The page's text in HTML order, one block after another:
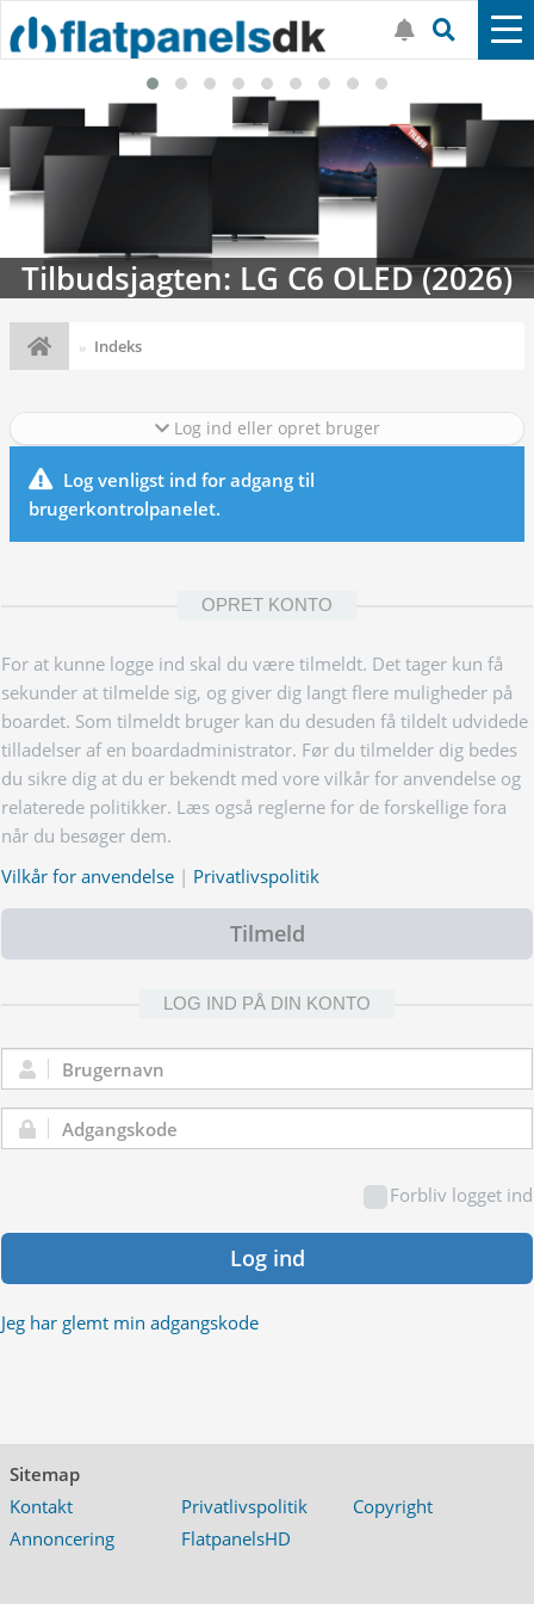
Tilbudsjagten: LG C6 OLED (2026)
Indeks
Log ind eller opret bruger
Log venligst ind for adgang til
brugerkontrolpanelet.
OPRET KONTO
For at kunne logge ind skal du være tilmeldt. Det tager kun få
sekunder at tilmelde sig, og giver dig langt flere muligheder på
boardet. Som tilmeldt bruger kan du desuden få tildelt udvidede
tilladelser af en boardadministrator. Før du tilmelder dig bedes
du sikre dig at du er bekendt med vore vilkår for anvendelse og
relaterede politikker. Læs også reglerne for de forskellige fora
når du besøger dem.
Vilkår for anvendelse | Privatlivspolitik
Tilmeld
LOG IND PÅ DIN KONTO
Brugernavn:
Adgangskode:
Forbliv logget ind
Log ind
Jeg har glemt min adgangskode
Sitemap
Kontakt
Privatlivspolitik
Copyright
Annoncering
FlatpanelsHD